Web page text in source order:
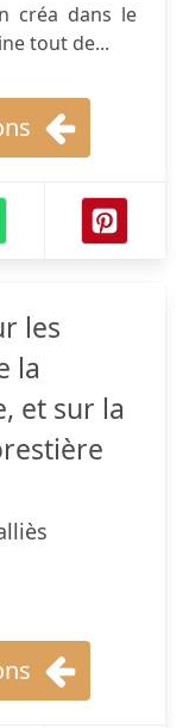
créa dans le
tout de...
les
la
et sur la